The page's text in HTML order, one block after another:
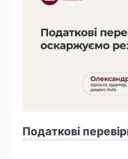
Податкові